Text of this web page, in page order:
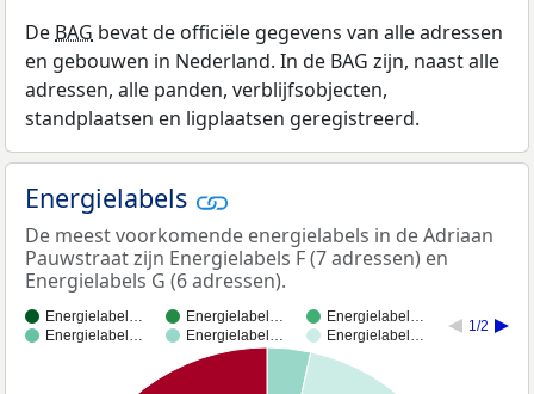
De BAG bevat de officiële gegevens van alle adressen
en gebouwen in Nederland. In de BAG zijn, naast alle
adressen, alle panden, verblijfsobjecten,
standplaatsen en ligplaatsen geregistreerd.
Energielabels
De meest voorkomende energielabels in de Adriaan
Pauwstraat zijn Energielabels F (7 adressen) en
Energielabels G (6 adressen).
Energielabel… Energielabel…
Energielabel…
Energielabel…
Energielabel… Energielabel…
1/2